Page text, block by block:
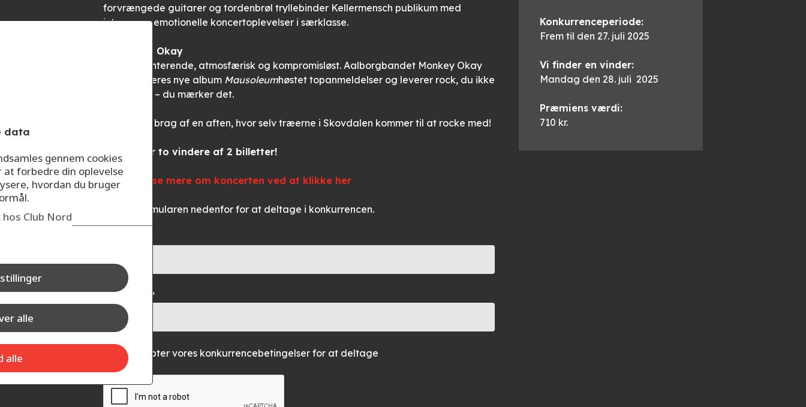
forvrængede guitarer og tordenbrøl tryllebinder Kellermensch publikum med
intense og emotionelle koncertoplevelser i særklasse.
Monkey Okay
Eksperimenterende, atmosfærisk og kompromisløst. Aalborgbandet Monkey Okay
har med deres nye album Mausoleumhøstet topanmeldelser og leverer rock, du ikke
bare hører – du mærker det.
Vi ses til et brag af en aften, hvor selv træerne i Skovdalen kommer til at rocke med!
Vi trækker to vindere af 2 billetter!
Du kan læse mere om koncerten ved at klikke her
Udfyld formularen nedenfor for at deltage i konkurrencen.
Din e-mail*
Accepter vores konkurrencebetingelser for at deltage
Konkurrenceperiode:
Frem til den 27. juli 2025
Vi finder en vinder:
Mandag den 28. juli 2025
Præmiens værdi:
710 kr.
data
gennem cookies
forbedre din oplevelse
hvordan du bruger
Club Nord
alle
alle